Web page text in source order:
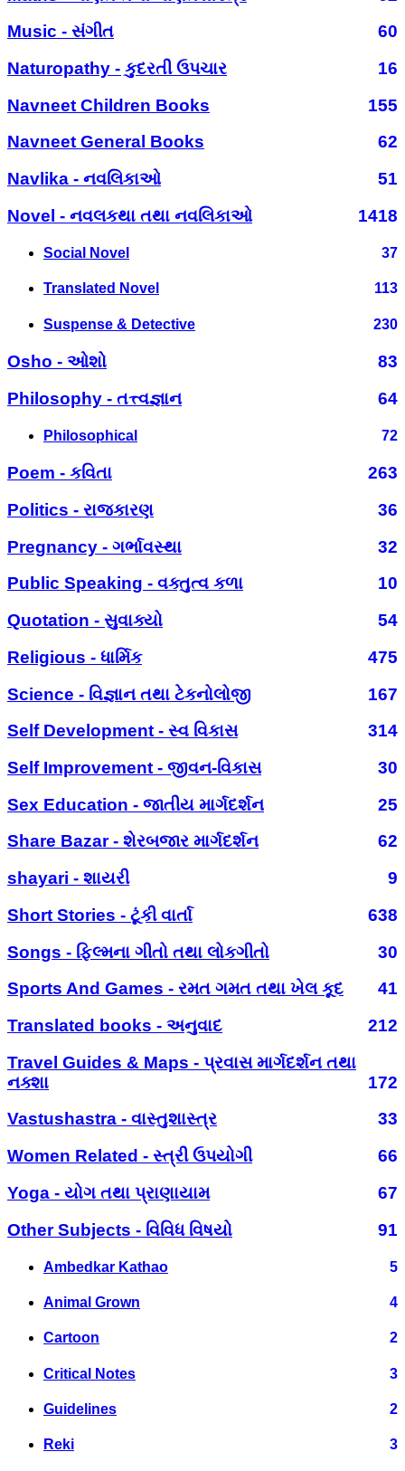
Music - સંગીત
60
Naturopathy - કુદરતી ઉપચાર
16
Navneet Children Books
155
Navneet General Books
62
Navlika - નવલિકાઓ
51
Novel - નવલકથા તથા નવલિકાઓ
1418
Social Novel 37
Translated Novel 113
Suspense & Detective 230
Osho - ઓશો
83
Philosophy - તત્ત્વજ્ઞાન
64
Philosophical 72
Poem - કવિતા
263
Politics - રાજકારણ
36
Pregnancy - ગર્ભાવસ્થા
32
Public Speaking - વક્તુત્વ કળા
10
Quotation - સુવાક્યો
54
Religious - ધાર્મિક
475
Science - વિજ્ઞાન તથા ટેકનોલોજી
167
Self Development - સ્વ વિકાસ
314
Self Improvement - જીવન-વિકાસ
30
Sex Education - જાતીય માર્ગદર્શન
25
Share Bazar - શેરબજાર માર્ગદર્શન
62
shayari - શાયરી
9
Short Stories - ટૂંકી વાર્તા
638
Songs - ફિલ્મના ગીતો તથા લોકગીતો
30
Sports And Games - રમત ગમત તથા ખેલ કૂદ
41
Translated books - અનુવાદ
212
Travel Guides & Maps - પ્રવાસ માર્ગદર્શન તથા
નક્શા
172
Vastushastra - વાસ્તુશાસ્ત્ર
33
Women Related - સ્ત્રી ઉપયોગી
66
Yoga - યોગ તથા પ્રાણાયામ
67
Other Subjects - વિવિધ વિષયો
91
Ambedkar Kathao 5
Animal Grown 4
Cartoon 2
Critical Notes 3
Guidelines 2
Reki 3